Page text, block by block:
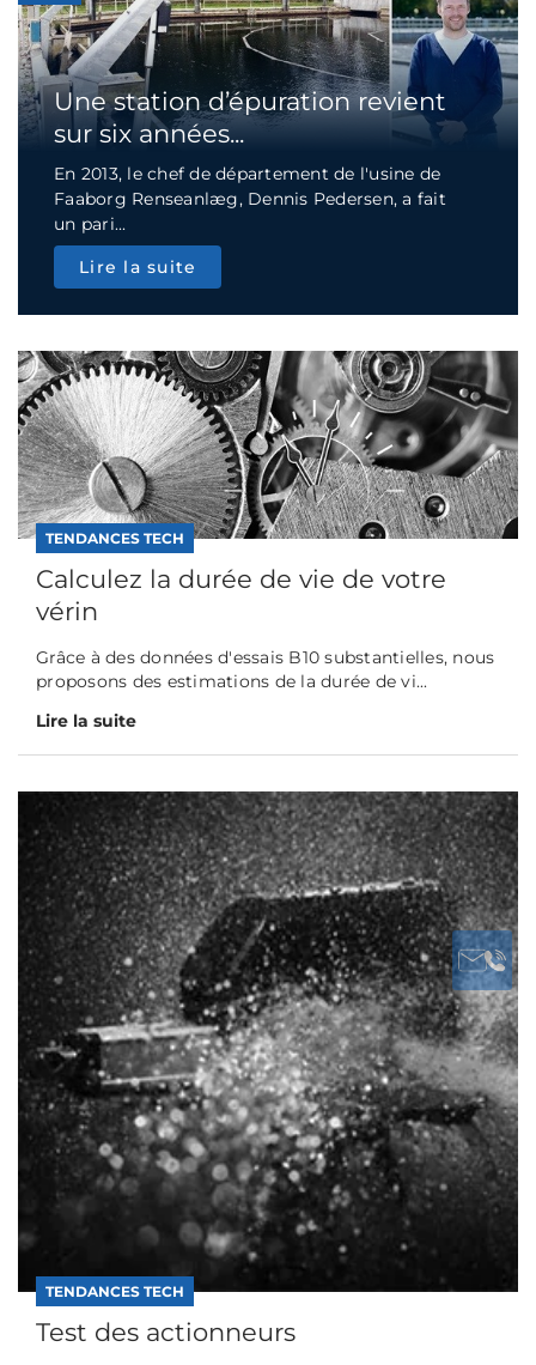
Une station d’épuration revient
sur six années...
En 2013, le chef de département de l'usine de
Faaborg Renseanlæg, Dennis Pedersen, a fait
un pari...
Lire la suite
TENDANCES TECH
Calculez la durée de vie de votre
vérin
Grâce à des données d'essais B10 substantielles, nous
proposons des estimations de la durée de vi...
Lire la suite
TENDANCES TECH
Test des actionneurs